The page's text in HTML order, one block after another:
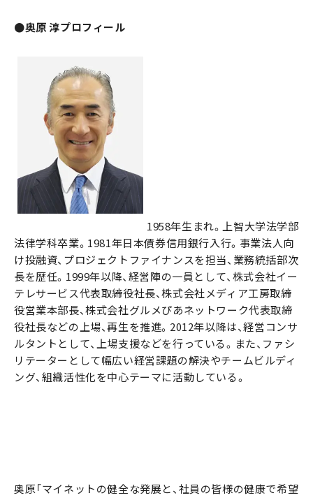
●奥原 淳プロフィール
1958年生まれ。上智大学法学部
法律学科卒業。1981年日本債券信用銀行入行。事業法人向
け投融資、プロジェクトファイナンスを担当、業務統括部次
長を歴任。1999年以降、経営陣の一員として、株式会社イー
テレサービス代表取締役社長、株式会社メディア工房取締
役営業本部長、株式会社グルメぴあネットワーク代表取締
役社長などの上場、再生を推進。2012年以降は、経営コンサ
ルタントとして、上場支援などを行っている。また、ファシ
リテーターとして幅広い経営課題の解決やチームビルディ
ング、組織活性化を中心テーマに活動している。
奥原「マイネットの健全な発展と、社員の皆様の健康で希望